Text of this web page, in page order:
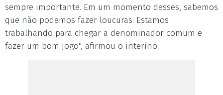
sempre importante. Em um momento desses, sabemos
que não podemos fazer loucuras. Estamos
trabalhando para chegar a denominador comum e
fazer um bom jogo", afirmou o interino.